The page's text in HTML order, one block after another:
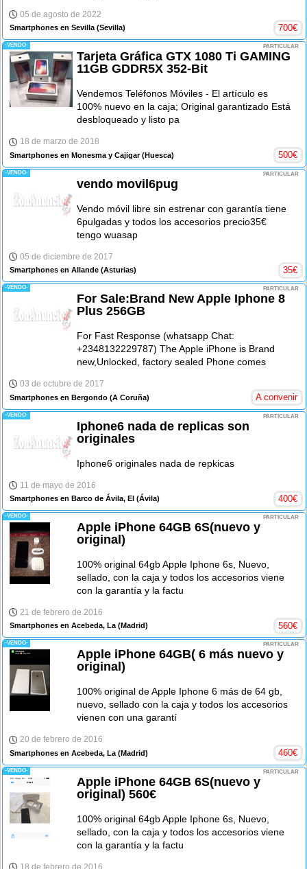
05 de agosto de 2022
Smartphones en Sevilla (Sevilla) 700€
-VENDO- PARTICULAR
Tarjeta Gráfica GTX 1080 Ti GAMING
11GB GDDR5X 352-Bit
Vendemos Teléfonos Móviles - El artículo es
100% nuevo en la caja; Original garantizado Está
desbloqueado y listo pa
18 de marzo de 2018
Smartphones en Monesma y Cajigar(Huesca) 500€
-VENDO- PARTICULAR
vendo movil6pug
Vendo móvil libre sin estrenar con garantía tiene
6pulgadas y todos los accesorios precio35€
tengo wuasap
05 de diciembre de 2017
Smartphones en Allande (Asturias) 35€
-VENDO- PARTICULAR
For Sale:Brand New Apple Iphone 8
Plus 256GB
For Fast Response (whatsapp Chat:
+2348132229787) The Apple iPhone is Brand
new,Unlocked, factory sealed Phone comes
03 de octubre de 2017
Smartphones en Bergondo (A Coruña) A convenir
-VENDO- PARTICULAR
Iphone6 nada de replicas son
originales
Iphone6 originales nada de repkicas
11 de mayo de 2016
Smartphones en Barco de Ávila, El (Ávila) 400€
-VENDO- PARTICULAR
Apple iPhone 64GB 6S(nuevo y
original)
100% original 64gb Apple Iphone 6s, Nuevo,
sellado, con la caja y todos los accesorios viene
con la garantía y la factu
21 de febrero de 2016
Smartphones en Acebeda, La (Madrid) 560€
-VENDO- PARTICULAR
Apple iPhone 64GB( 6 más nuevo y
original)
100% original de Apple Iphone 6 más de 64 gb,
nuevo, sellado con la caja y todos los accesorios
vienen con una garantí
20 de febrero de 2016
Smartphones en Acebeda, La (Madrid) 460€
-VENDO- PARTICULAR
Apple iPhone 64GB 6S(nuevo y
original) 560€
100% original 64gb Apple Iphone 6s, Nuevo,
sellado, con la caja y todos los accesorios viene
con la garantía y la factu
18 de febrero de 2016